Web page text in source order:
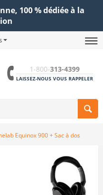
100 % dédiée à la
1-800-313-4399
LAISSEZ-NOUS VOUS RAPPELER
Equinox 900 + Sac à dos